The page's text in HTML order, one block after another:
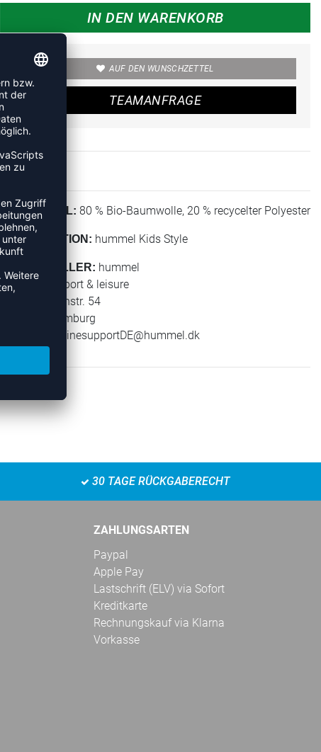
IN DEN WARENKORB
AUF DEN WUNSCHZETTEL
TEAMANFRAGE
MATERIAL: 80 % Bio-Baumwolle, 20 % recycelter Polyester
KOLLEKTION: hummel Kids Style
HERSTELLER: hummel
hummel sport & leisure
Leverkusenstr. 54
22761 Hamburg
onlinesupportDE@hummel.dk
30 TAGE RÜCKGABERECHT
ZAHLUNGSARTEN
Paypal
Apple Pay
Lastschrift (ELV) via Sofort
Kreditkarte
Rechnungskauf via Klarna
Vorkasse